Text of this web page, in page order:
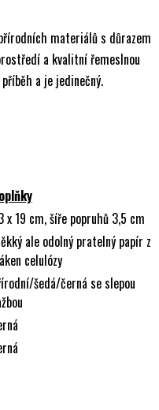
materiálů s důrazem
a kvalitní řemeslnou
a je jedinečný.
x 19 cm, šíře popruhů 3,5 cm
ale odolný pratelný papír z
celulózy
šedá/černá se slepou